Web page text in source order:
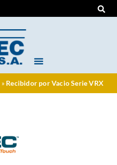
» Recibidor por Vacio Serie VRX